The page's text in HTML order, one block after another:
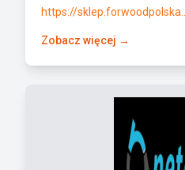
https://sklep.forwoodpolska...
Zobacz więcej →